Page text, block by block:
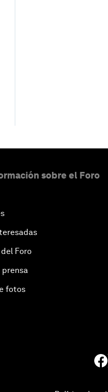
sobre el Foro
Foro
prensa
fotos